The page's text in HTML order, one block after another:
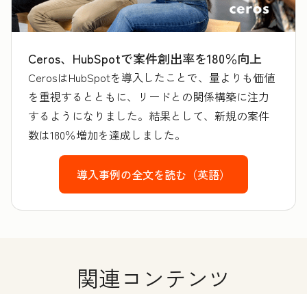
Ceros、HubSpotで案件創出率を180％向上
CerosはHubSpotを導入したことで、量よりも価値
を重視するとともに、リードとの関係構築に注力
するようになりました。結果として、新規の案件
数は180％増加を達成しました。
導入事例の全文を読む（英語）
関連コンテンツ